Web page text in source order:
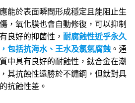
能於表面瞬間形成穩定且能阻止生
，氧化膜也會自動修復，可以抑制
良好的抑菌性， 耐腐蝕性近乎永久
包括抗海水、王水及氯氣腐蝕 。通
中具有良好的耐蝕性，鈦合金在潮
其抗蝕性遠勝於不鏽鋼，但鈦對具
抗蝕性差。